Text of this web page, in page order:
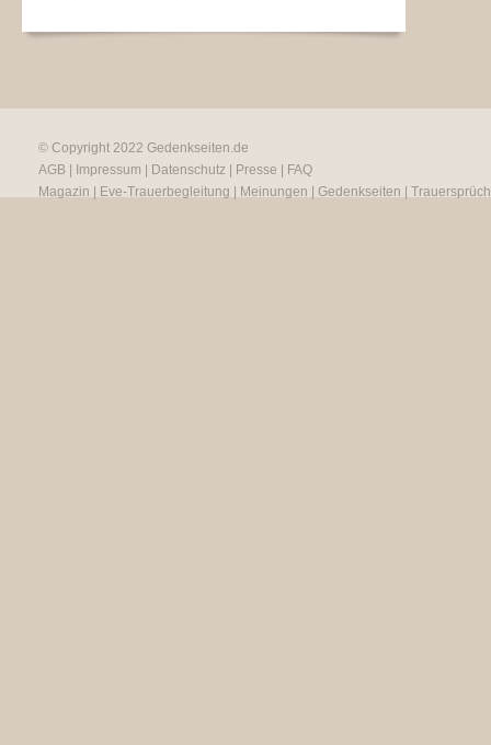
© Copyright 2022 Gedenkseiten.de
AGB
Impressum Datenschutz Presse
FAQ
Magazin
Eve-Trauerbegleitung Meinungen Gedenkseiten